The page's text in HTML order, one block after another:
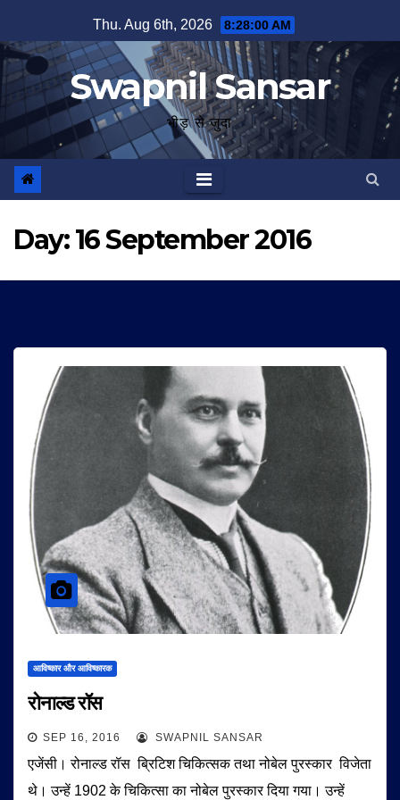
to
content
Thu. Aug 6th, 2026 8:28:01 AM
Swapnil Sansar
भीड़ से जुदा
Day:16 September 2016
आविष्कार और आविष्कारक
रोनाल्ड रॉस
SEP 16, 2016 SWAPNIL SANSAR
एजेंसी। रोनाल्ड रॉस ब्रिटिश चिकित्सक तथा नोबेल पुरस्कार विजेता
थे। उन्हें 1902 के चिकित्सा का नोबेल पुरस्कार दिया गया। उन्हें